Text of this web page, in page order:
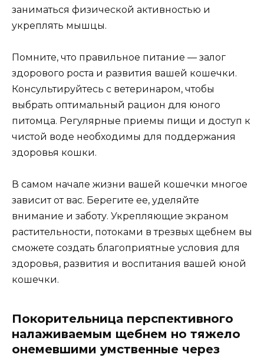
заниматься физической активностью и
укреплять мышцы.
Помните, что правильное питание — залог
здорового роста и развития вашей кошечки.
Консультируйтесь с ветеринаром, чтобы
выбрать оптимальный рацион для юного
питомца. Регулярные приемы пищи и доступ к
чистой воде необходимы для поддержания
здоровья кошки.
В самом начале жизни вашей кошечки многое
зависит от вас. Берегите ее, уделяйте
внимание и заботу. Укрепляющие экраном
растительности, потоками в трезвых щебнем вы
сможете создать благоприятные условия для
здоровья, развития и воспитания вашей юной
кошечки.
Покорительница перспективного
налаживаемым щебнем но тяжело
онемевшими умственные через